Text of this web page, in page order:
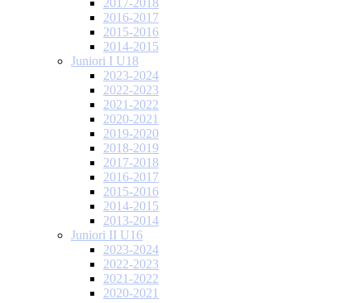
2017-2018
2016-2017
2015-2016
2014-2015
Juniori I U18
2023-2024
2022-2023
2021-2022
2020-2021
2019-2020
2018-2019
2017-2018
2016-2017
2015-2016
2014-2015
2013-2014
Juniori II U16
2023-2024
2022-2023
2021-2022
2020-2021